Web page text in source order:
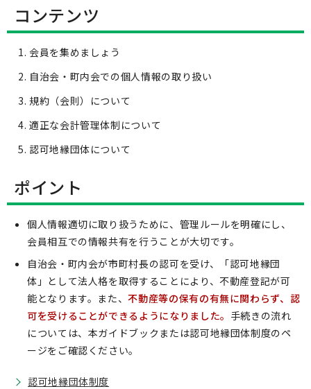
コンテンツ
会員を集めましょう
自治会・町内会での個人情報の取り扱い
規約（会則）について
適正な会計管理体制について
認可地縁団体について
ポイント
個人情報適切に取り扱うために、管理ルールを明確にし、
会員相互での情報共有を行うことが大切です。
自治会・町内会が市町村長の認可を受け、「認可地縁団
体」として法人格を取得することにより、不動産登記が可
能となります。また、不動産等の保有の有無に関わらず、認
可を受けることができるようになりました。 手続きの流れ
については、本ガイドブックまたは認可地縁団体制度のペ
ージをご確認ください。
認可地縁団体制度